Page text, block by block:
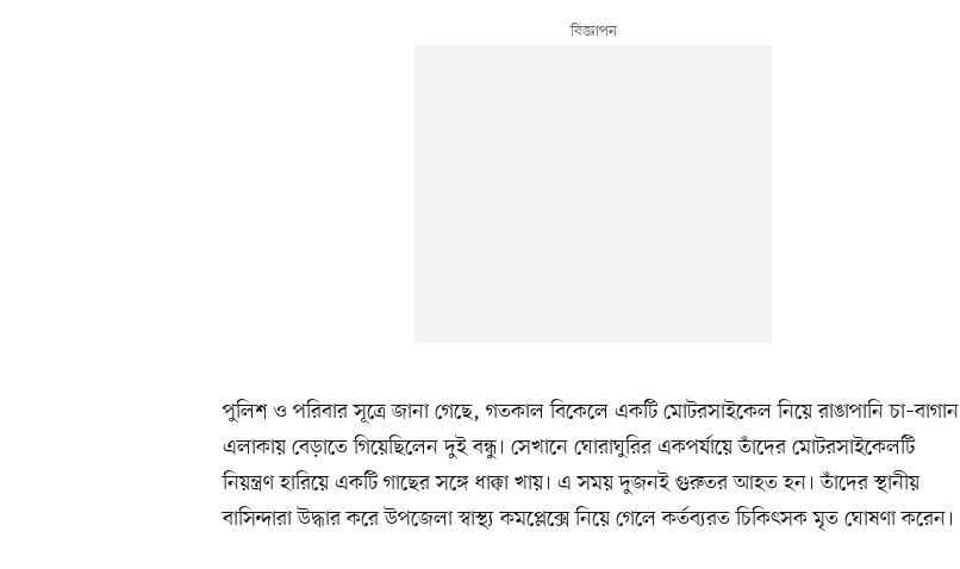
পুলিশ ও পরিবার সূত্রে জানা গেছে, গতকাল বিকেলে একটি মোটরসাইকেল নিয়ে রাঙাপানি চা–বাগান
এলাকায় বেড়াতে গিয়েছিলেন দুই বন্ধু। সেখানে ঘোরাঘুরির একপর্যায়ে তাঁদের মোটরসাইকেলটি
নিয়ন্ত্রণ হারিয়ে একটি গাছের সঙ্গে ধাক্কা খায়। এ সময় দুজনই গুরুতর আহত হন। তাঁদের স্থানীয়
বাসিন্দারা উদ্ধার করে উপজেলা স্বাস্থ্য কমপ্লেক্সে নিয়ে গেলে কর্তব্যরত চিকিৎসক মৃত ঘোষণা করেন।